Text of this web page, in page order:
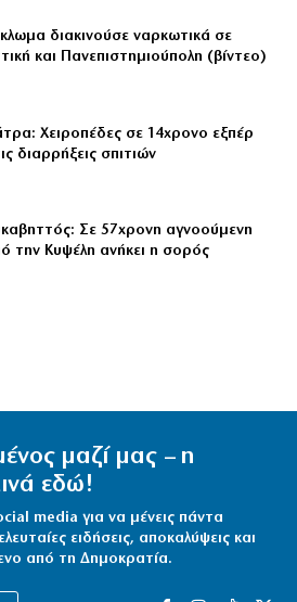
διακινούσε ναρκωτικά σε
και Πανεπιστημιούπολη (βίντεο)
Χειροπέδες σε 14χρονο εξπέρ
διαρρήξεις σπιτιών
Σε 57χρονη αγνοούμενη
την Κυψέλη ανήκει η σορός
μαζί μας – η
εδώ!
media για να μένεις πάντα
ειδήσεις, αποκαλύψεις και
από τη Δημοκρατία.